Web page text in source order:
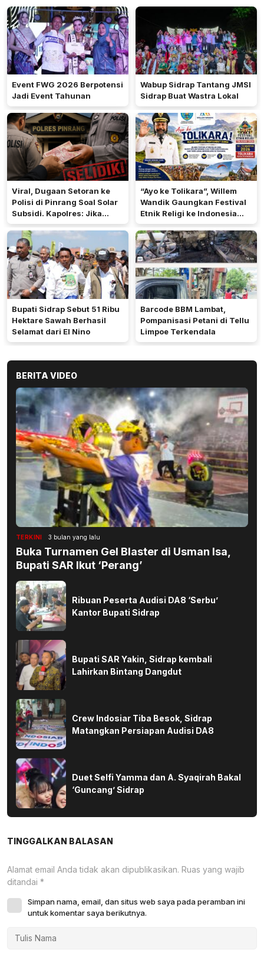
Event FWG 2026 Berpotensi
Jadi Event Tahunan
Wabup Sidrap Tantang JMSI
Sidrap Buat Wastra Lokal
Viral, Dugaan Setoran ke
Polisi di Pinrang Soal Solar
Subsidi. Kapolres: Jika
Terbukti Akan Diproses
“Ayo ke Tolikara”, Willem
Wandik Gaungkan Festival
Etnik Religi ke Indonesia
dan Dunia
Bupati Sidrap Sebut 51 Ribu
Hektare Sawah Berhasil
Selamat dari El Nino
Barcode BBM Lambat,
Pompanisasi Petani di Tellu
Limpoe Terkendala
BERITA VIDEO
TERKINI 3 bulan yang lalu
Buka Turnamen Gel Blaster di Usman Isa,
Bupati SAR Ikut ‘Perang’
Ribuan Peserta Audisi DA8 ‘Serbu’
Kantor Bupati Sidrap
Bupati SAR Yakin, Sidrap kembali
Lahirkan Bintang Dangdut
Crew Indosiar Tiba Besok, Sidrap
Matangkan Persiapan Audisi DA8
Duet Selfi Yamma dan A. Syaqirah Bakal
‘Guncang’ Sidrap
TINGGALKAN BALASAN
Alamat email Anda tidak akan dipublikasikan. Ruas yang wajib
ditandai *
Simpan nama, email, dan situs web saya pada peramban ini
untuk komentar saya berikutnya.